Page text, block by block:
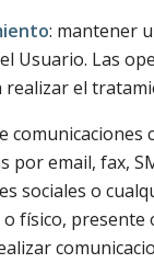
: mantener
Usuario. Las
realizar el
comunicaciones
por email, fax,
sociales o
físico, presente